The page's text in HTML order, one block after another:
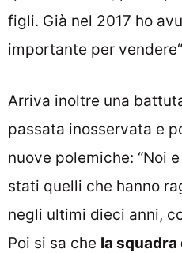
figli. Già nel 2017 ho
importante per
Arriva inoltre una
passata inosservata e
nuove polemiche: “Noi
stati quelli che hanno
negli ultimi dieci anni,
Poi si sa che la squadra